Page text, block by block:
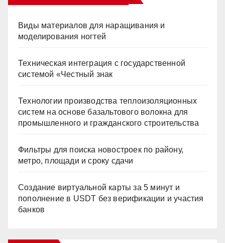
Виды материалов для наращивания и
моделирования ногтей
Техническая интеграция с государственной
системой «Честный знак
Технологии производства теплоизоляционных
систем на основе базальтового волокна для
промышленного и гражданского строительства
Фильтры для поиска новостроек по району,
метро, площади и сроку сдачи
Создание виртуальной карты за 5 минут и
пополнение в USDT без верификации и участия
банков